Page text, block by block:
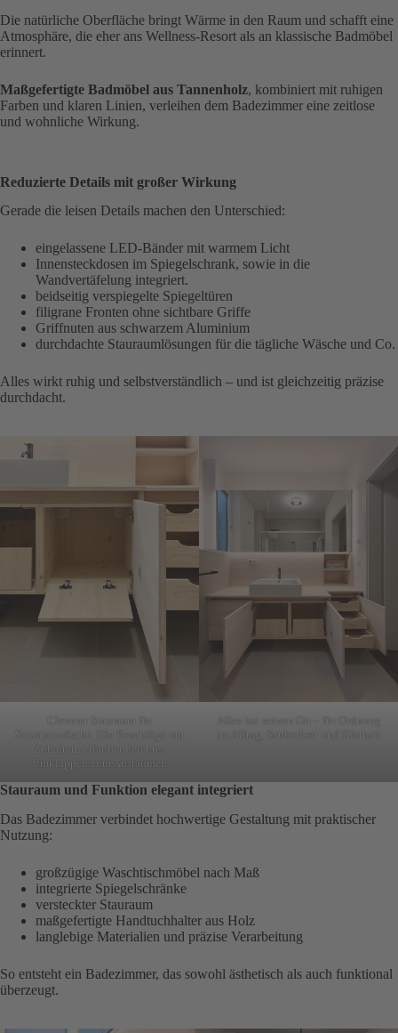
Die natürliche Oberfläche bringt Wärme in den Raum und schafft eine
Atmosphäre, die eher ans Wellness-Resort als an klassische Badmöbel
erinnert.
Maßgefertigte Badmöbel aus Tannenholz, kombiniert mit ruhigen
Farben und klaren Linien, verleihen dem Badezimmer eine zeitlose
und wohnliche Wirkung.
Reduzierte Details mit großer Wirkung
Gerade die leisen Details machen den Unterschied:
eingelassene LED-Bänder mit warmem Licht
Innensteckdosen im Spiegelschrank, sowie in die
Wandvertäfelung integriert.
beidseitig verspiegelte Spiegeltüren
filigrane Fronten ohne sichtbare Griffe
Griffnuten aus schwarzem Aluminium
durchdachte Stauraumlösungen für die tägliche Wäsche und Co.
Alles wirkt ruhig und selbstverständlich – und ist gleichzeitig präzise
durchdacht.
Schmutzwäsche. Die Beschläge mit
Zuhaltern erlauben leichtes
Umklappen zum Ausräumen
Alles hat seinen Ort – für Ordnung
im Alltag, Sauberkeit und Klarheit
Stauraum und Funktion elegant integriert
Das Badezimmer verbindet hochwertige Gestaltung mit praktischer
Nutzung:
großzügige Waschtischmöbel nach Maß
integrierte Spiegelschränke
versteckter Stauraum
maßgefertigte Handtuchhalter aus Holz
langlebige Materialien und präzise Verarbeitung
So entsteht ein Badezimmer, das sowohl ästhetisch als auch funktional
überzeugt.